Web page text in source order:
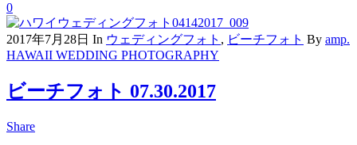
0
2017年7月28日 In ウェディングフォト , ビーチフォト By amp.
HAWAII WEDDING PHOTOGRAPHY
ビーチフォト 07.30.2017
Share